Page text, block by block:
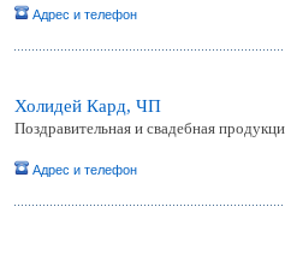
Адрес и телефон
Холидей Кард, ЧП
Поздравительная и свадебная
Адрес и телефон